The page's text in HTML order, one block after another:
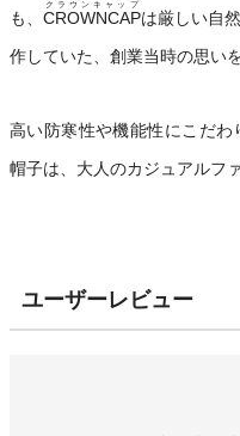
も、 CROWNCAP
クラウンキャップ
は厳しい自
作していた、創業当時の思い
高い防寒性や機能性にこだ
帽子は、大人のカジュアルフ
ユーザーレビュー